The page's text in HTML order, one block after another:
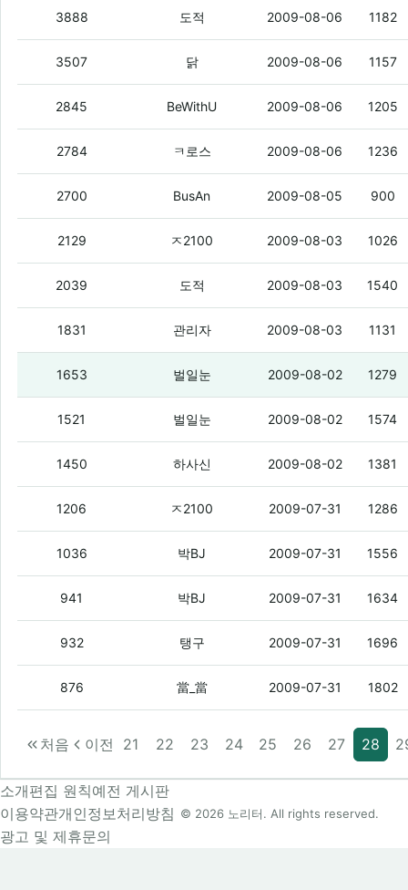
3888 노래짱 닭덕후님 어디 계쎼여 ㅜㅠ (2)
도적 2009-08-06 1182
3507 노래필요한거있으면 구걸해라(61)
닭 2009-08-06 1157
2845 남는 꼬봉있으면 좀 줄사람?(3)
BeWithU 2009-08-06 1205
2784 누가 남는 여친 이쓴사람(3)
ㅋ로스 2009-08-06 1236
2700 (3)
BusAn 2009-08-05 900
2129 버립니다 게시판도 만들어 주세요 . (3)
ㅈ2100 2009-08-03 1026
2039 누가 영화표 남는거좀 줘라(1)
도적 2009-08-03 1540
1831 누가 ddr1 램 한쌍만 줘라(2)
관리자 2009-08-03 1131
1653 맛집에(3)
벌일눈 2009-08-02 1279
1521 (2)
벌일눈 2009-08-02 1574
1450 맛집코너도 하나만 만들어주세요 (4)
하사신 2009-08-02 1381
1206 님들아 올라이즈밴드 노래 듣고 싶은데
ㅈ2100 2009-07-31 1286
1036 무슨 싸이트에 구걸게시판이 있냐 더러
박BJ 2009-07-31 1556
941 저기여 조선일보광고보고 들어왔는데여
박BJ 2009-07-31 1634
932 땅좀 사주세요~
탱구 2009-07-31 1696
876 고구마 장사가 힘들어요. 백원만 주세요.
當_當 2009-07-31 1802
처음 이전 21 22 23 24 25 26 27 28
소개편집 원칙예전 게시판
이용약관개인정보처리방침
광고 및 제휴문의
© 2026 노리터. All rights reserved.